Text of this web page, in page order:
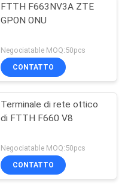
FTTH F663NV3A ZTE
GPON ONU
Negociatable MOQ:50pcs
CONTATTO
Terminale di rete ottico
di FTTH F660 V8
Negociatable MOQ:50pcs
CONTATTO